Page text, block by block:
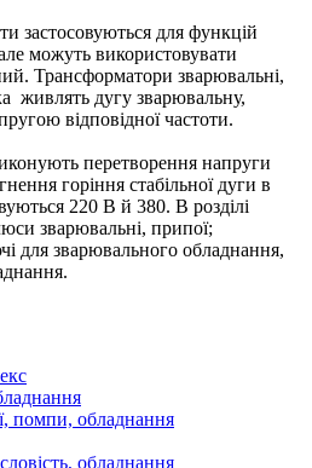
застосовуються для функцій
можуть використовувати
Трансформатори зварювальні,
живлять дугу зварювальну,
відповідної частоти.
перетворення напруги
горіння стабільної дуги в
220 В й 380. В розділі
зварювальні, припої;
для зварювального обладнання,
помпи, обладнання
обладнання